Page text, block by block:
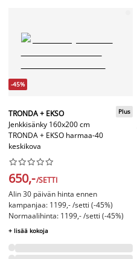
-45%
TRONDA + EKSO
Jenkkisänky 160x200 cm
TRONDA + EKSO harmaa-40
keskikova
Plus






650,-/SETTI
Alin 30 päivän hinta ennen
kampanjaa: 1199,- /setti (-45%)
Normaalihinta: 1199,- /setti (-45%)
+ lisää kokoja